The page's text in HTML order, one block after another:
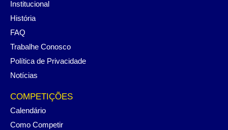
Institucional
História
FAQ
Trabalhe Conosco
Política de Privacidade
Notícias
COMPETIÇÕES
Calendário
Como Competir